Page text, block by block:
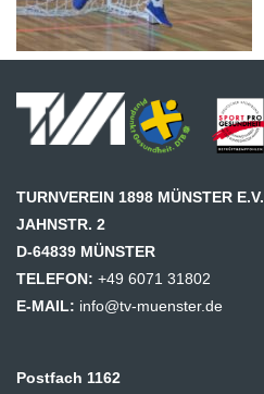
TURNVEREIN 1898 MÜNSTER E.V.
JAHNSTR. 2
D-64839 MÜNSTER
TELEFON: +49 6071 31802
E-MAIL: info@tv-muenster.de
Postfach 1162